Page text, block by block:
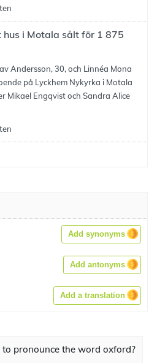
i Motala sålt för 1 875
Andersson, 30, och Linnéa Mona
på Lyckhem Nykyrka i Motala
Mikael Engqvist och Sandra Alice
Add synonyms
Add antonyms
Add a translation
pronounce the word oxford?